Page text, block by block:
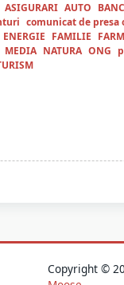
ASIGURARI AUTO
comunicat de presa
ENERGIE FAMILIE
MEDIA NATURA ONG
Copyright ©